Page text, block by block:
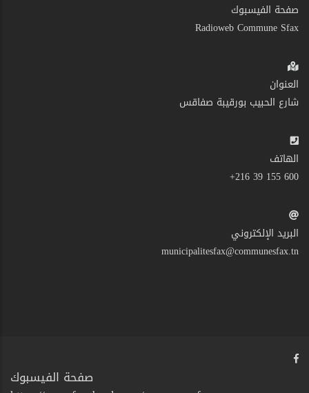
صفحة الفيسبوك
Radioweb Commune Sfax
العنوان
شارع الحبيب بورقيبة صفاقس
الهاتف
600 155 39 216+
البريد الإلكتروني
municipalitesfax@communesfax.tn
صفحة الفيسبوك